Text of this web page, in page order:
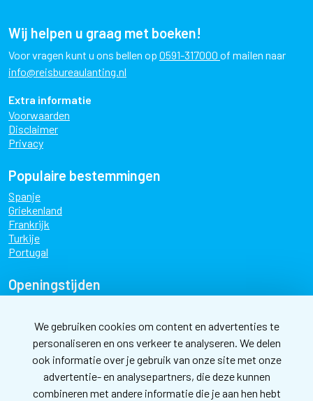
Wij helpen u graag met boeken!
Voor vragen kunt u ons bellen op 0591-317000 of mailen naar
info@reisbureaulanting.nl
Extra informatie
Voorwaarden
Disclaimer
Privacy
Populaire bestemmingen
Spanje
Griekenland
Frankrijk
Turkije
Portugal
Openingstijden
dinsdag
09:00 - 17:30
woensdag
09:00 - 17:30
donderdag
09:00 - 17:30
09:00 - 17:30
zaterdag
10:00 - 17:00
We gebruiken cookies om content en advertenties te
personaliseren en ons verkeer te analyseren. We delen
ook informatie over je gebruik van onze site met onze
advertentie- en analysepartners, die deze kunnen
combineren met andere informatie die je aan hen hebt